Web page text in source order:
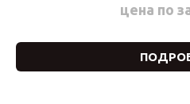
цена по